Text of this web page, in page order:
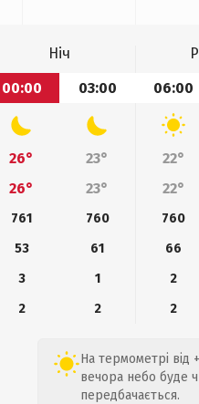
Ніч
00:00
03:00 06:00
26° 23° 22°
26°
23° 22°
761 760 760
53
61 66
3
1 2
2
2 2
На термометрі від
вечора небо буде
передбачається.